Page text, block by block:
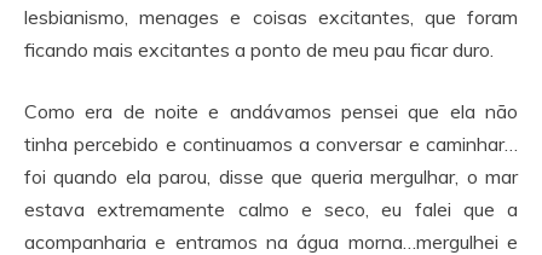
lesbianismo, menages e coisas excitantes, que foram
ficando mais excitantes a ponto de meu pau ficar duro.
Como era de noite e andávamos pensei que ela não
tinha percebido e continuamos a conversar e caminhar…
foi quando ela parou, disse que queria mergulhar, o mar
estava extremamente calmo e seco, eu falei que a
acompanharia e entramos na água morna…mergulhei e